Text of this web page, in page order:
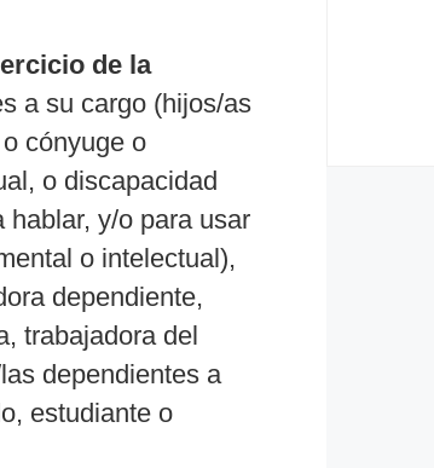
de la
a su cargo (hijos/as
cónyuge o
o discapacidad
hablar, y/o para usar
o intelectual),
dependiente,
trabajadora del
dependientes a
estudiante o